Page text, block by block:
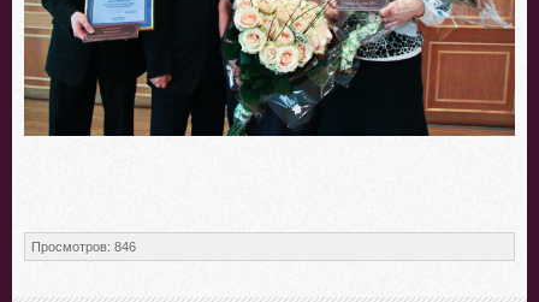
Просмотров: 846